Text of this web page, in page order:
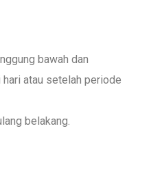
bawah dan
atau setelah periode
belakang.